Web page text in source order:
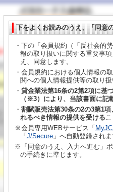
下をよくお読みのうえ、「同意
・下の「会員規約（「反社会的
報の取り扱いに関する重要事
え、同意します。
・会員規約における個人情報の
関への個人情報提供等の取り扱
・ 貸金業法第16条の2第2項に基
（※3）により、当該書面に記
・ 割賦販売法第30条の2の3第1
れるべき情報の提供を受ける
※会員専用WEBサービス「
「 J/Secure」へ自動登録されま
※「同意のうえ、入力へ進む」
の手続きに準じます。